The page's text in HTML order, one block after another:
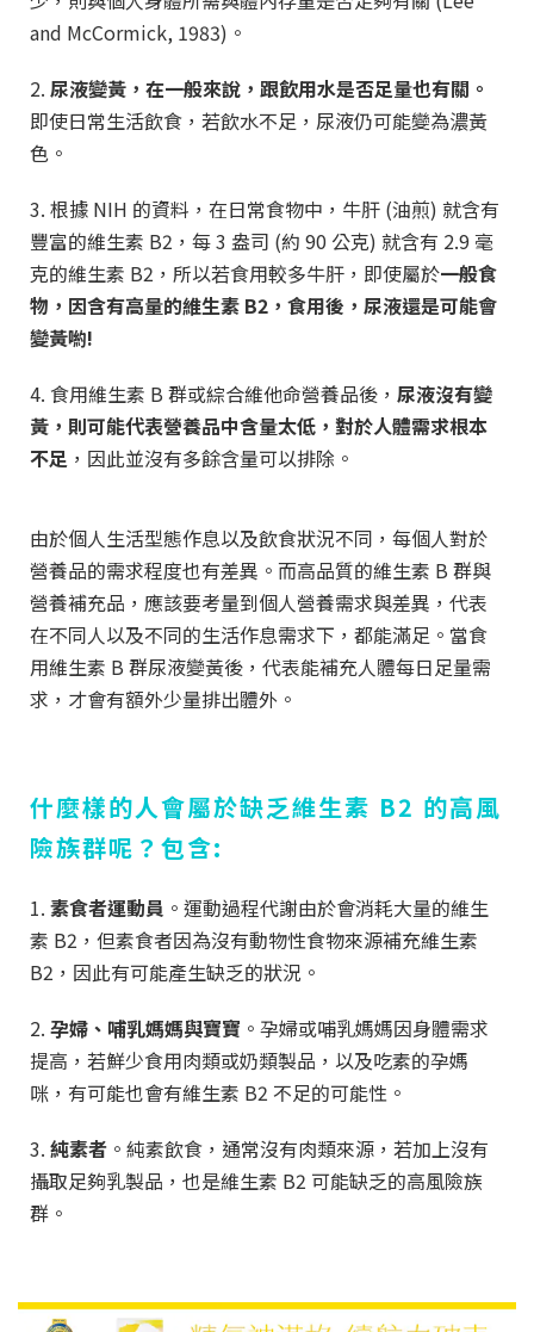
and McCormick, 1983)。
2. 尿液變黃，在一般來說，跟飲用水是否足量也有關。
即使日常生活飲食，若飲水不足，尿液仍可能變為濃黃
色。
3. 根據 NIH 的資料，在日常食物中，牛肝 (油煎) 就含有
豐富的維生素 B2 ，每 3 盎司 (約 90 公克) 就含有 2.9 毫
克的維生素 B2 ，所以若食用較多牛肝，即使屬於一般食
物，因含有高量的維生素 B2，食用後，尿液還是可能會
變黃喲!
4. 食用維生素 B 群或綜合維他命營養品後， 尿液沒有變
黃，則可能代表營養品中含量太低，對於人體需求根本
不足 ，因此並沒有多餘含量可以排除。
由於個人生活型態作息以及飲食狀況不同，每個人對於
營養品的需求程度也有差異。而高品質的維生素 B 群與
營養補充品，應該要考量到個人營養需求與差異，代表
在不同人以及不同的生活作息需求下，都能滿足。當食
用維生素 B 群尿液變黃後，代表能補充人體每日足量需
求，才會有額外少量排出體外。
什麼樣的人會屬於缺乏維生素 B2 的高風
險族群呢？包含:
1. 素食者運動員 。運動過程代謝由於會消耗大量的維生
素 B2 ，但素食者因為沒有動物性食物來源補充維生素
B2 ，因此有可能產生缺乏的狀況。
2. 孕婦、哺乳媽媽與寶寶 。孕婦或哺乳媽媽因身體需求
提高，若鮮少食用肉類或奶類製品，以及吃素的孕媽
咪，有可能也會有維生素 B2 不足的可能性。
3. 純素者 。純素飲食，通常沒有肉類來源，若加上沒有
攝取足夠乳製品，也是維生素 B2 可能缺乏的高風險族
群。